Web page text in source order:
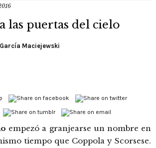
las puertas del cielo
Maciejewski
empezó a granjearse un nombre en
tiempo que Coppola y Scorsese.